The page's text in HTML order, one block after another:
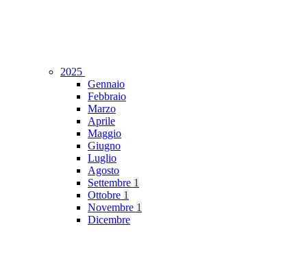
2025
Gennaio
Febbraio
Marzo
Aprile
Maggio
Giugno
Luglio
Agosto
Settembre 1
Ottobre 1
Novembre 1
Dicembre